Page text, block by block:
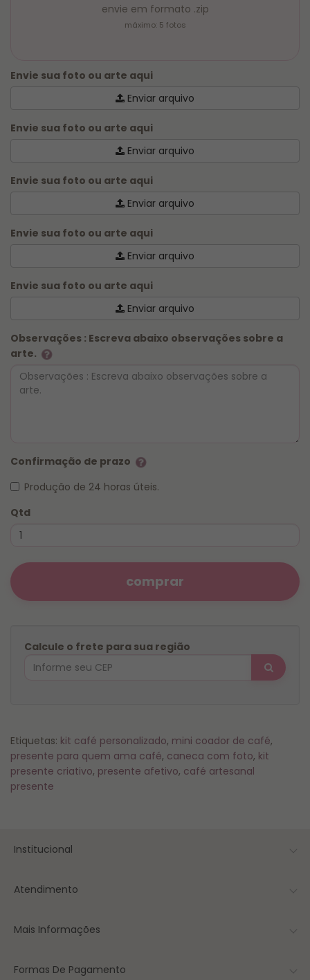
envie em formato .zip
máximo: 5 fotos
Envie sua foto ou arte aqui
Enviar arquivo
Envie sua foto ou arte aqui
Enviar arquivo
Envie sua foto ou arte aqui
Enviar arquivo
Envie sua foto ou arte aqui
Enviar arquivo
Envie sua foto ou arte aqui
Enviar arquivo
Observações : Escreva abaixo observações sobre a
arte.
Confirmação de prazo
Produção de 24 horas úteis.
Qtd
comprar
Calcule o frete para sua região
Etiquetas: kit café personalizado, mini coador de café,
presente para quem ama café, caneca com foto, kit
presente criativo, presente afetivo, café artesanal
presente
Para garantir que sua caneca seja produzido em
seguem prazo descrito no produto no site:
⏱️ PRODUÇÃO E RETIRADA/ENTREGA:
Pedidos de Caneca na Hora são
processados e produzidos, dentro do horário das 11h
PIX ou cartão(taxa de urgência já
Institucional
Atendimento
Mais Informações
Formas De Pagamento